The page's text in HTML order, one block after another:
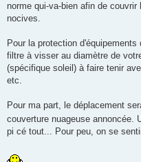
norme qui-va-bien afin de
nocives.
Pour la protection
filtre à visser au diamètre de
(spécifique soleil) à faire tenir
etc.
Pour ma part, le déplacement
couverture nuageuse annoncée.
pi cé tout... Pour peu, on se